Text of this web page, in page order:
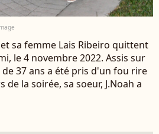
sa femme Lais Ribeiro quittent
le 4 novembre 2022. Assis sur
37 ans a été pris d'un fou rire
de la soirée, sa soeur, J.Noah a